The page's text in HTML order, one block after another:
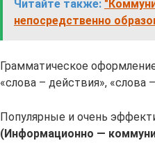
Читайте также:
непосредственно
Грамматическое
«слова – действия», «слова
Популярные и очень
(Информационно —